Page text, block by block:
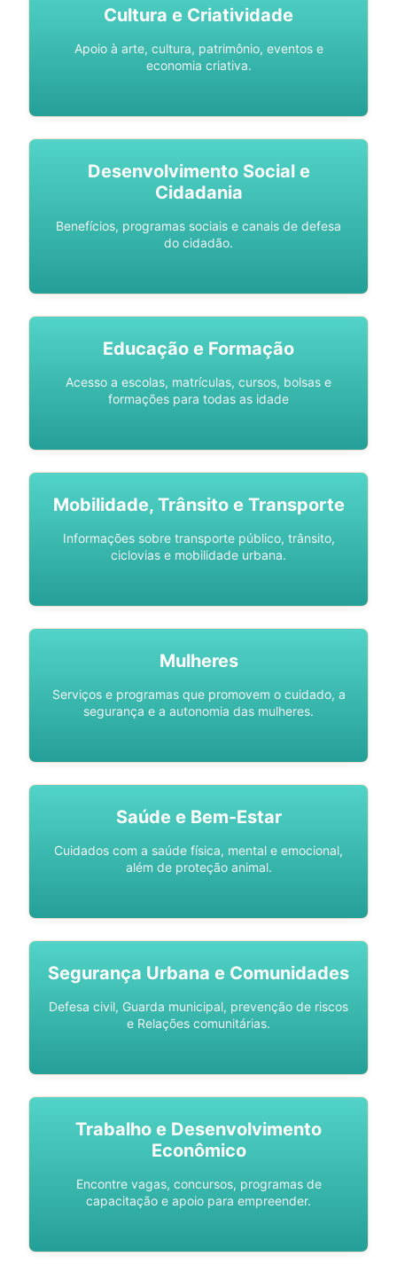
Cultura e Criatividade
Apoio à arte, cultura, patrimônio, eventos e
economia criativa.
Desenvolvimento Social e
Cidadania
Benefícios, programas sociais e canais de defesa
do cidadão.
Educação e Formação
Acesso a escolas, matrículas, cursos, bolsas e
formações para todas as idade
Mobilidade, Trânsito e Transporte
Informações sobre transporte público, trânsito,
ciclovias e mobilidade urbana.
Mulheres
Serviços e programas que promovem o cuidado, a
segurança e a autonomia das mulheres.
Saúde e Bem-Estar
Cuidados com a saúde física, mental e emocional,
além de proteção animal.
Segurança Urbana e Comunidades
Defesa civil, Guarda municipal, prevenção de riscos
e Relações comunitárias.
Trabalho e Desenvolvimento
Econômico
Encontre vagas, concursos, programas de
capacitação e apoio para empreender.